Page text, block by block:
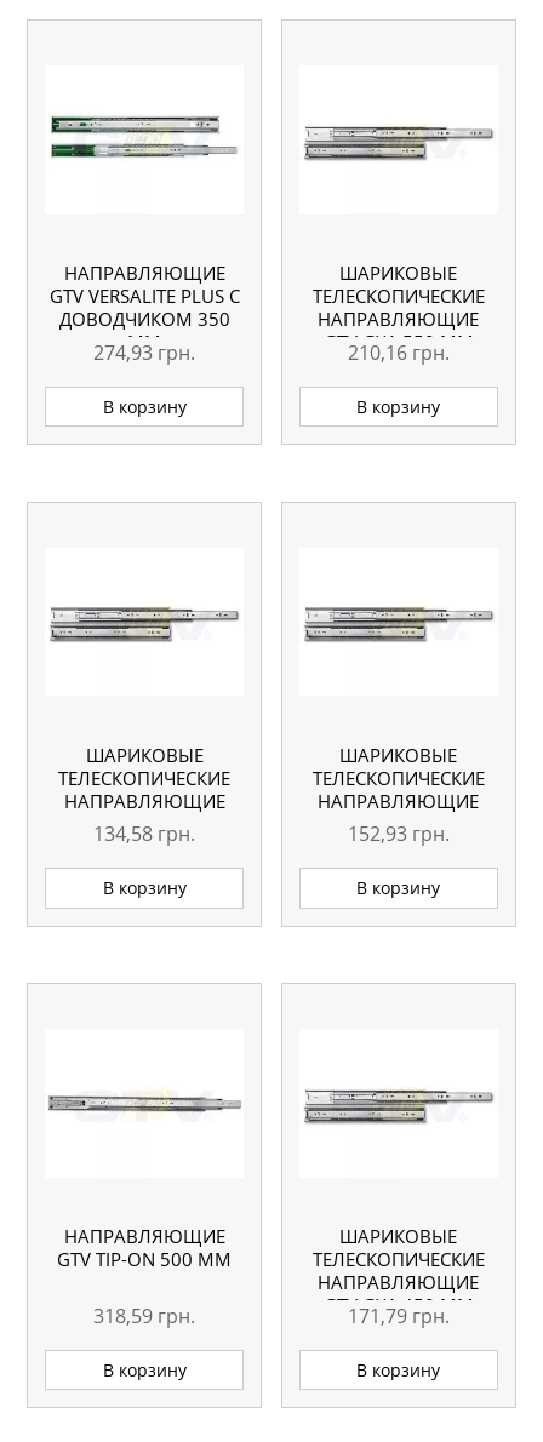
НАПРАВЛЯЮЩИЕ
GTV VERSALITE PLUS С
ДОВОДЧИКОМ 350
ММ
274,93 грн.
В корзину
ШАРИКОВЫЕ
ТЕЛЕСКОПИЧЕСКИЕ
НАПРАВЛЯЮЩИЕ
GTV GX1 550 ММ
210,16 грн.
В корзину
ШАРИКОВЫЕ
ТЕЛЕСКОПИЧЕСКИЕ
НАПРАВЛЯЮЩИЕ
GTV GX1 350 ММ
134,58 грн.
В корзину
ШАРИКОВЫЕ
ТЕЛЕСКОПИЧЕСКИЕ
НАПРАВЛЯЮЩИЕ
GTV GX1 400 ММ
152,93 грн.
В корзину
НАПРАВЛЯЮЩИЕ
GTV TIP-ON 500 ММ
318,59 грн.
В корзину
ШАРИКОВЫЕ
ТЕЛЕСКОПИЧЕСКИЕ
НАПРАВЛЯЮЩИЕ
GTV GX1 450 ММ
171,79 грн.
В корзину